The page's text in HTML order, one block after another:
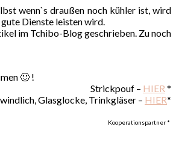
wenn`s draußen noch kühler ist, wird
Dienste leisten wird.
im Tchibo-Blog geschrieben. Zu noch
🙂 !
Strickpouf – HIER *
Glasglocke, Trinkgläser – HIER*
Kooperationspartner *